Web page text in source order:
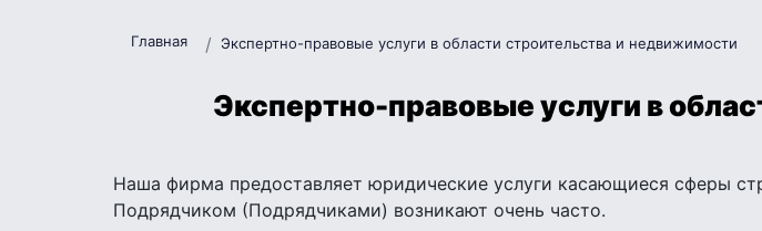
Главная Экспертно-правовые услуги в области строительства и недвижимости
Экспертно-правовые услуги в
Наша фирма предоставляет юридические услуги касающиеся сферы
Подрядчиком (Подрядчиками) возникают очень часто.